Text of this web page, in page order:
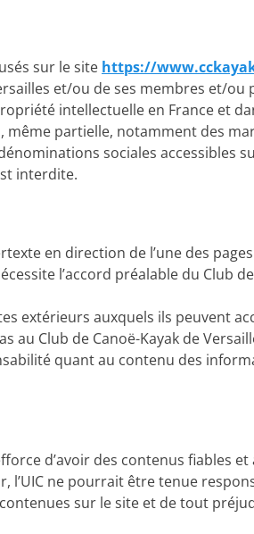
sur le site https://
et/ou de ses membres et/
intellectuelle en France et
partielle, notamment des
sociales accessibles
interdite.
en direction de l’une des
l’accord préalable du Club
extérieurs auxquels ils peuvent
au Club de Canoë-Kayak de
quant au contenu des
d’avoir des contenus fiables
l’UIC ne pourrait être tenue
sur le site et de tout